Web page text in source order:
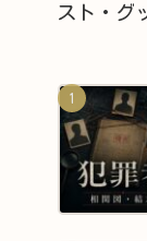
スト・グ